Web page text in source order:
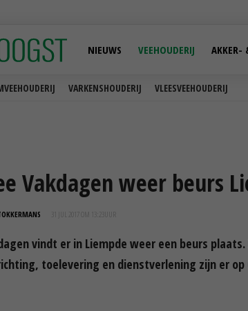
VARKENSHOUDERIJ VLEESVEEHOUDERIJ
NIEUWS VEEHOUDERIJ AKKER-
Vakdagen weer beurs
31 JUL 2017 OM 13:23
vindt er in Liempde weer een beurs
toelevering en dienstverlening zijn er op